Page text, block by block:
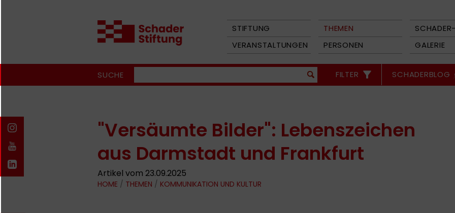
STIFTUNG THEMEN
VERANSTALTUNGEN
PERSONEN GALERIE
SUCHE FILTER SCHADERBLOG
"Versäumte Bilder": Lebenszeichen
aus Darmstadt und Frankfurt
Artikel vom 23.09.2025
HOME / THEMEN / KOMMUNIKATION UND KULTUR